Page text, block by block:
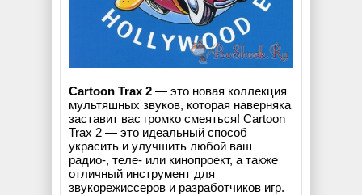
Cartoon Trax 2 — это новая коллекция
мультяшных звуков, которая наверняка
заставит вас громко смеяться! Cartoon
Trax 2 — это идеальный способ
украсить и улучшить любой ваш
радио-, теле- или кинопроект, а также
отличный инструмент для
звукорежиссеров и разработчиков игр.